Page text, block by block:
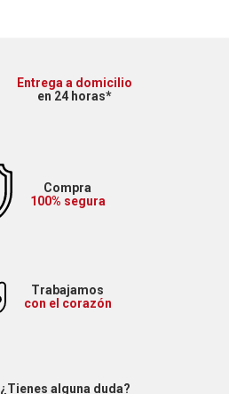
Entrega a domicilio
en 24 horas*
Compra
100% segura
Trabajamos
con el corazón
¿Tienes alguna duda?